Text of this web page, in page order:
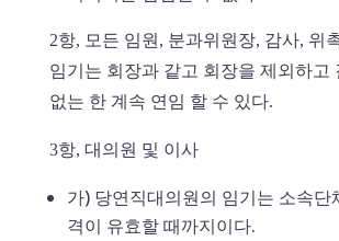
2항, 모든 임원, 분과위원장, 감사, 위
임기는 회장과 같고 회장을 제외하고
없는 한 계속 연임 할 수 있다.
3항, 대의원 및 이사
가) 당연직대의원의 임기는 소속단
격이 유효할 때까지이다.